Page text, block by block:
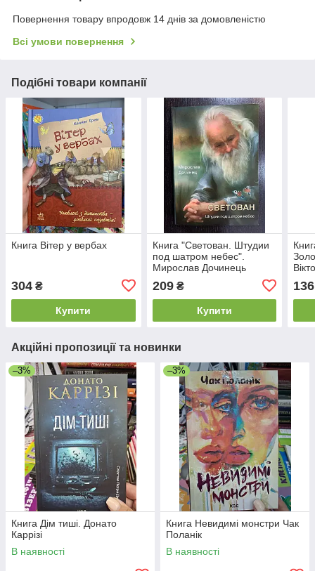
Повернення товару впродовж 14 днів за домовленістю
Всі умови повернення
Подібні товари компанії
Книга Вітер у вербах
304 ₴
Купити
Книга "Светован. Штудии
под шатром небес".
Мирослав Дочинець
209₴
Купити
136
Акційні пропозиції та новинки
–3%
Книга Дім тиші. Донато
Каррізі
В наявності
–3%
Книга Невидимі монстри Чак
Поланік
В наявності